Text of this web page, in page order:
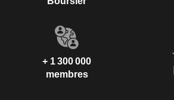
+ 1 300 000
membres